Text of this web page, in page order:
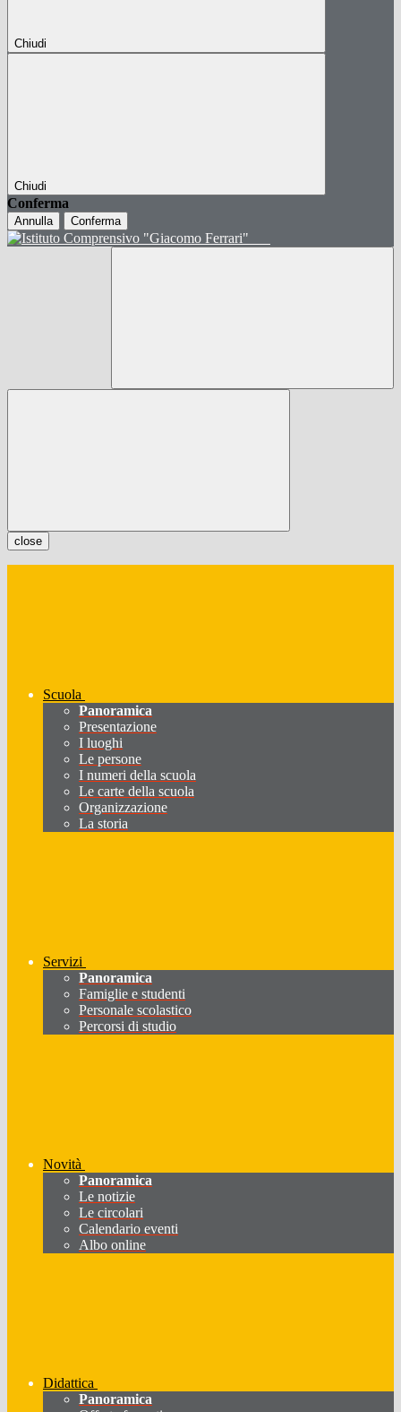
Chiudi
Chiudi
Conferma
Annulla Conferma
close
Scuola
Panoramica
Presentazione
I luoghi
Le persone
I numeri della scuola
Le carte della scuola
Organizzazione
La storia
Servizi
Panoramica
Famiglie e studenti
Personale scolastico
Percorsi di studio
Novità
Panoramica
Le notizie
Le circolari
Calendario eventi
Albo online
Didattica
Panoramica